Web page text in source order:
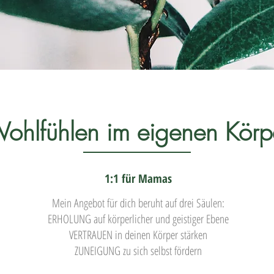
im eigenen
1:1 für Mamas
Mein Angebot für dich beruht auf drei Säulen:
ERHOLUNG auf körperlicher und geistiger Ebene
VERTRAUEN in deinen Körper stärken
ZUNEIGUNG zu sich selbst fördern